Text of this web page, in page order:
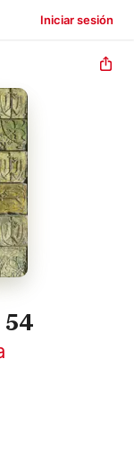
Iniciar sesión